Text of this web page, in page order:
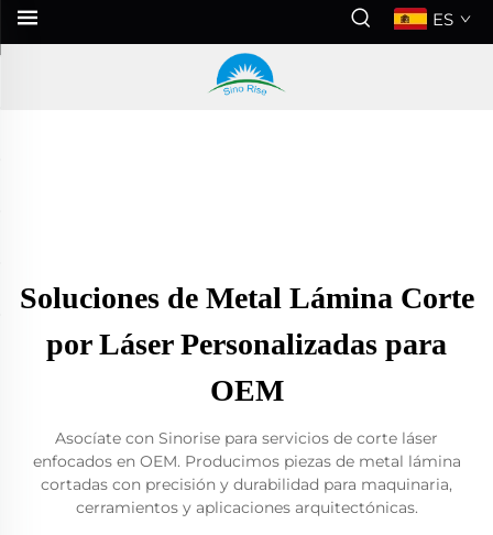
ES
Soluciones de Metal Lámina Corte
por Láser Personalizadas para
OEM
Asocíate con Sinorise para servicios de corte láser
enfocados en OEM. Producimos piezas de metal lámina
cortadas con precisión y durabilidad para maquinaria,
cerramientos y aplicaciones arquitectónicas.